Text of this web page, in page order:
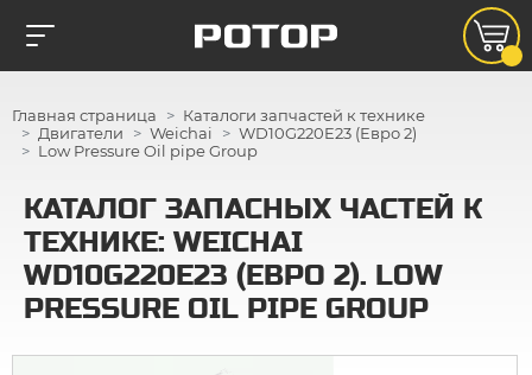
Главная страница
Каталоги запчастей к технике
Двигатели
Weichai
WD10G220E23 (Евро 2)
Low Pressure Oil pipe Group
КАТАЛОГ ЗАПАСНЫХ ЧАСТЕЙ К
ТЕХНИКЕ: WEICHAI
WD10G220E23 (ЕВРО 2). LOW
PRESSURE OIL PIPE GROUP